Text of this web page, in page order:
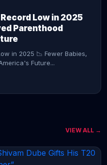
Low in 2025
Parenthood
in 2025 📉 Fewer Babies,
Future...
VIEW ALL →